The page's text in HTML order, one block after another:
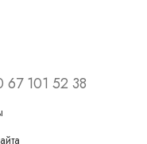
67 101 52 38